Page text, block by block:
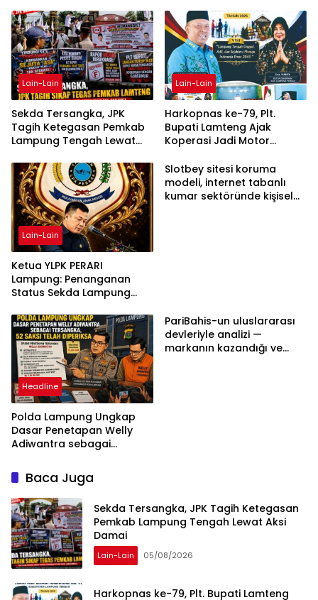
Lain-Lain
Sekda Tersangka, JPK
Tagih Ketegasan Pemkab
Lampung Tengah Lewat
Lain-Lain
Harkopnas ke-79, Plt.
Bupati Lamteng Ajak
Koperasi Jadi Motor
Lain-Lain
Ketua YLPK PERARI
Lampung: Penanganan
Status Sekda Lampung
Berdasarkan Aturan,
Bukan Tekanan Opini
Slotbey sitesi koruma
modeli, internet tabanlı
kumar sektöründe kişisel
Headline
Polda Lampung Ungkap
Dasar Penetapan Welly
Adiwantra sebagai
Diperiksa
PariBahis-un uluslararası
devleriyle analizi —
markanın kazandığı ve
Baca Juga
Sekda Tersangka, JPK Tagih Ketegasan
Pemkab Lampung Tengah Lewat Aksi
Damai
Lain-Lain 05/08/2026
Harkopnas ke-79, Plt. Bupati Lamteng